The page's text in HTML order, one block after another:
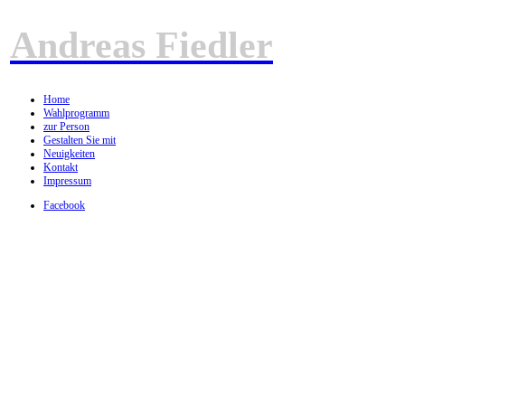
Andreas Fiedler
Home
Wahlprogramm
zur Person
Gestalten Sie mit
Neuigkeiten
Kontakt
Impressum
Facebook